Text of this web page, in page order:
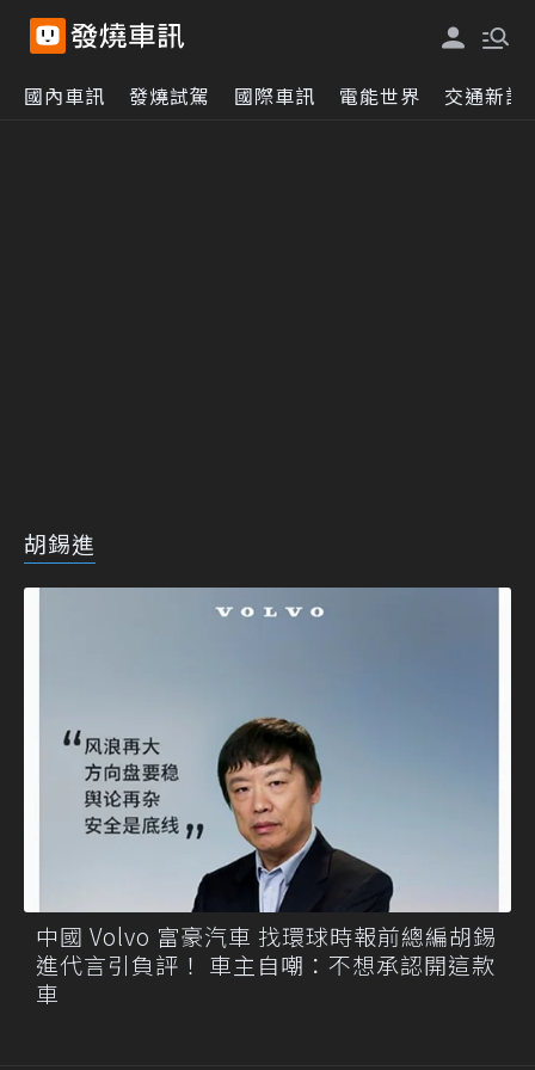
國內車訊 發燒試駕 國際車訊 電能世界 交通新訊
胡錫進
中國 Volvo 富豪汽車 找環球時報前總編胡錫
進代言引負評！ 車主自嘲：不想承認開這款
車